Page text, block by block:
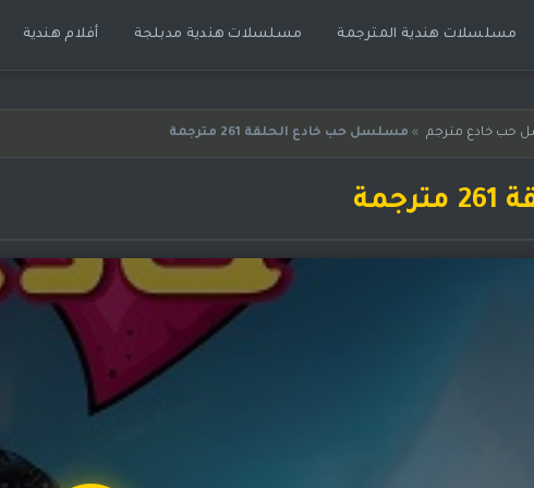
مسلسلات هندية المترجمة مسلسلات هندية مدبلجة أفلام هندية
حب خادع مترجم » مسلسل حب خادع الحلقة 261 مترجمة